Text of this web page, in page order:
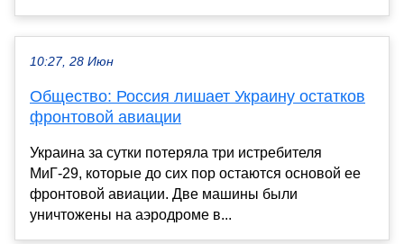
10:27, 28 Июн
Общество: Россия лишает Украину остатков
фронтовой авиации
Украина за сутки потеряла три истребителя
МиГ-29, которые до сих пор остаются основой ее
фронтовой авиации. Две машины были
уничтожены на аэродроме в...